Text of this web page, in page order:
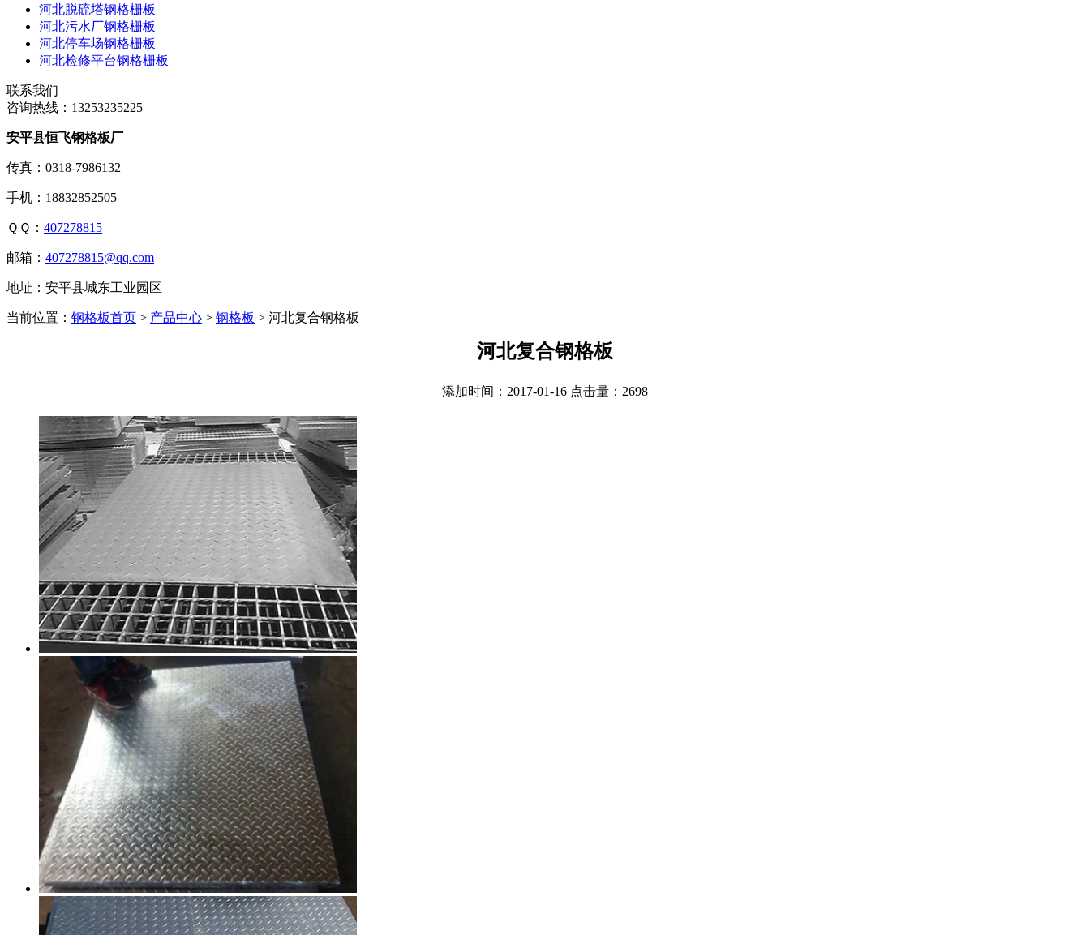
河北脱硫塔钢格栅板
河北污水厂钢格栅板
河北停车场钢格栅板
河北检修平台钢格栅板
联系我们
咨询热线： 13253235225
安平县恒飞钢格板厂
传真：0318-7986132
手机：18832852505
ＱＱ： 407278815
邮箱： 407278815@qq.com
地址：安平县城东工业园区
当前位置： 钢格板首页 > 产品中心 > 钢格板 > 河北复合钢格板
河北复合钢格板
添加时间：2017-01-16 点击量： 2698